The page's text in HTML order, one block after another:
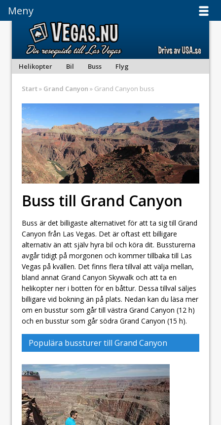
Helikopter Bil Buss Flyg
Meny
Start» Grand Canyon » Grand Canyon buss
Buss till Grand Canyon
Buss är det billigaste alternativet för att ta sig till Grand
Canyon från Las Vegas. Det är oftast ett billigare
alternativ än att själv hyra bil och köra dit. Bussturerna
avgår tidigt på morgonen och kommer tillbaka till Las
Vegas på kvällen. Det finns flera tillval att välja mellan,
bland annat Grand Canyon Skywalk och att ta en
helikopter ner i botten för en båttur. Dessa tillval säljes
billigare vid bokning än på plats. Nedan kan du läsa mer
om en busstur som går till västra Grand Canyon (12 h)
och en busstur som går södra Grand Canyon (15 h).
Populära bussturer till Grand Canyon
Meny